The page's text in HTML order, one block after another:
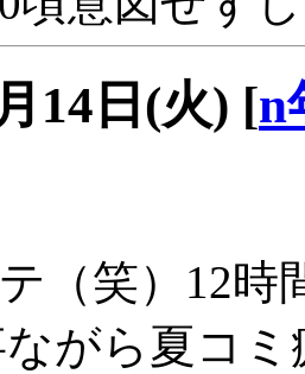
14日(火) [n
（笑）12時
がら夏コ